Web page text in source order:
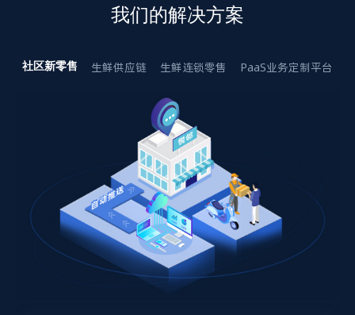
我们的解决方案
社区新零售 生鲜供应链 生鲜连锁零售 PaaS业务定制平台